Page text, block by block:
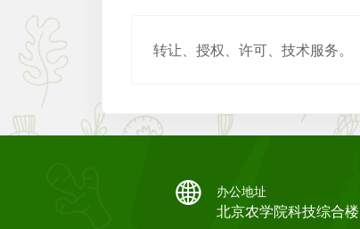
转让、授权、许可、技术服务。
办公地址
北京农学院科技综合楼